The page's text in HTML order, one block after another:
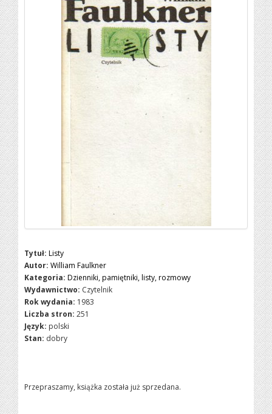
Tytuł: Listy
Autor: William Faulkner
Kategoria: Dzienniki, pamiętniki, listy, rozmowy
Wydawnictwo: Czytelnik
Rok wydania: 1983
Liczba stron: 251
Język: polski
Stan: dobry
Przepraszamy, książka została już sprzedana.